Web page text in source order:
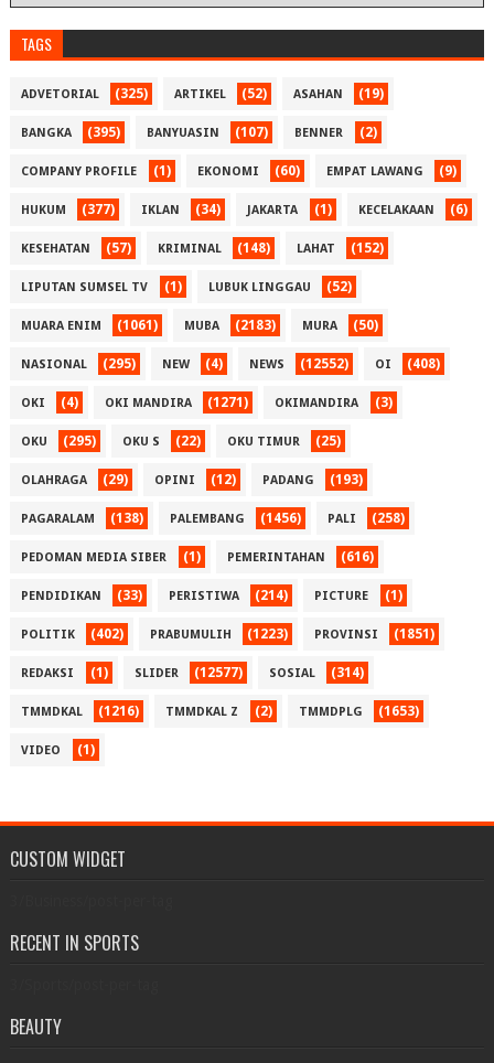
TAGS
ADVETORIAL (325) ARTIKEL (52) ASAHAN (19)
BANGKA (395) BANYUASIN (107) BENNER (2)
COMPANY PROFILE (1) EKONOMI (60) EMPAT LAWANG (9)
HUKUM (377) IKLAN (34) JAKARTA (1) KECELAKAAN (6)
KESEHATAN (57) KRIMINAL (148) LAHAT (152)
LIPUTAN SUMSEL TV (1) LUBUK LINGGAU (52)
MUARA ENIM (1061) MUBA (2183) MURA (50)
NASIONAL (295) NEW (4) NEWS (12552) OI (408)
OKI (4) OKI MANDIRA (1271) OKIMANDIRA (3)
OKU (295) OKU S (22) OKU TIMUR (25)
OLAHRAGA (29) OPINI (12) PADANG (193)
PAGARALAM (138) PALEMBANG (1456) PALI (258)
PEDOMAN MEDIA SIBER (1) PEMERINTAHAN (616)
PENDIDIKAN (33) PERISTIWA (214) PICTURE (1)
POLITIK (402) PRABUMULIH (1223) PROVINSI (1851)
REDAKSI (1) SLIDER (12577) SOSIAL (314)
TMMDKAL (1216) TMMDKAL Z (2) TMMDPLG (1653)
VIDEO (1)
CUSTOM WIDGET
RECENT IN SPORTS
BEAUTY